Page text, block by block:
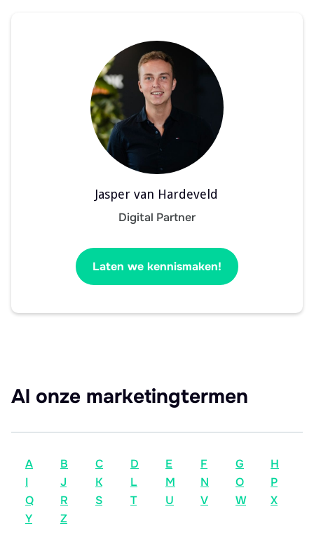
Jasper van Hardeveld
Digital Partner
Laten we kennismaken!
Al onze marketingtermen
A B C D E F G
H
I
J K L M N O
P
Q
R S T U V W
X
Y
Z